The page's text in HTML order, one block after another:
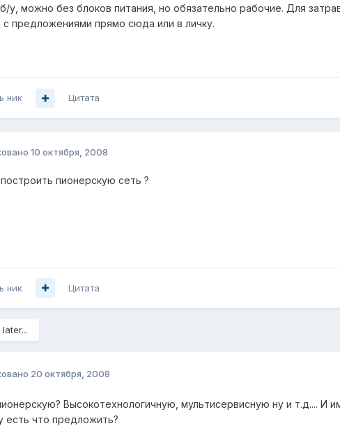
у, можно без блоков питания, но обязательно рабочие. Для
предложениями прямо сюда или в личку.
ник Цитата
10 октября, 2008
пионерскую сеть ?
ник Цитата
20 октября, 2008
Высокотехнологичную, мультисервисную ну и т.д.... И
есть что предложить?